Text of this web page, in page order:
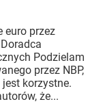
euro przez
Podzielam
przez NBP,
korzystne.
że...